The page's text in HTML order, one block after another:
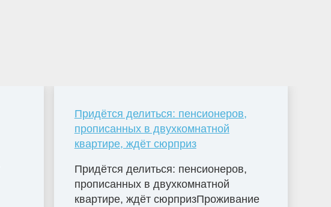
Придётся делиться: пенсионеров,
прописанных в двухкомнатной
квартире, ждёт сюрприз
Придётся делиться: пенсионеров,
прописанных в двухкомнатной
квартире, ждёт сюрпризПроживание